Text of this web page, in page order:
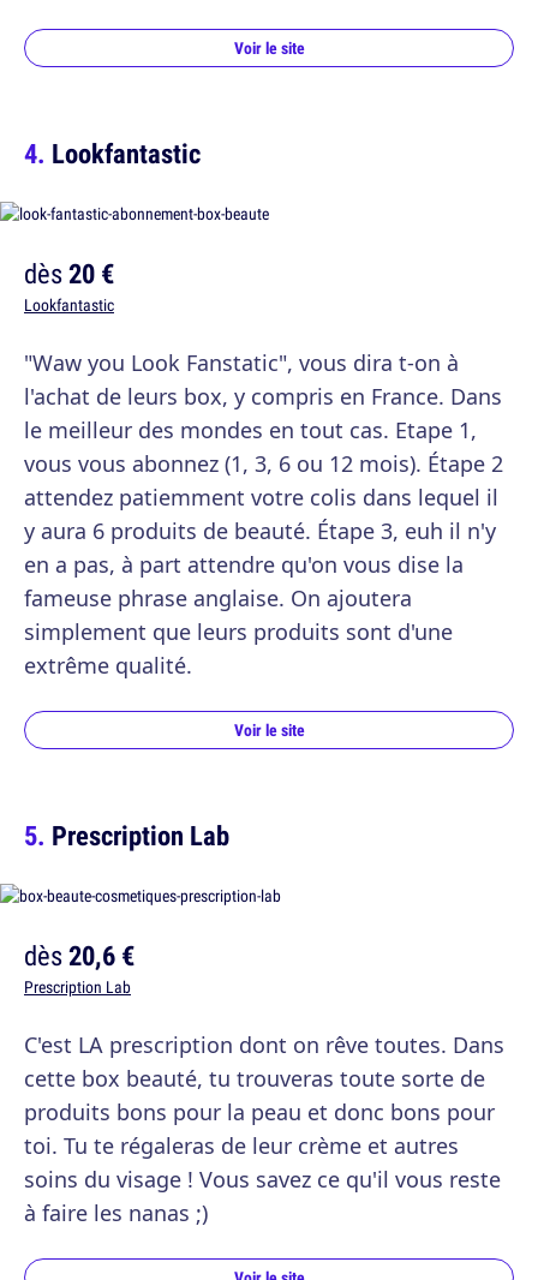
Voir le site
Lookfantastic
dès20 €
Lookfantastic
"Waw you Look Fanstatic", vous dira t-on à
l'achat de leurs box, y compris en France. Dans
le meilleur des mondes en tout cas. Etape 1,
vous vous abonnez (1, 3, 6 ou 12 mois). Étape 2
attendez patiemment votre colis dans lequel il
y aura 6 produits de beauté. Étape 3, euh il n'y
en a pas, à part attendre qu'on vous dise la
fameuse phrase anglaise. On ajoutera
simplement que leurs produits sont d'une
extrême qualité.
Voir le site
Prescription Lab
dès20,6 €
Prescription Lab
C'est LA prescription dont on rêve toutes. Dans
cette box beauté, tu trouveras toute sorte de
produits bons pour la peau et donc bons pour
toi. Tu te régaleras de leur crème et autres
soins du visage ! Vous savez ce qu'il vous reste
à faire les nanas ;)